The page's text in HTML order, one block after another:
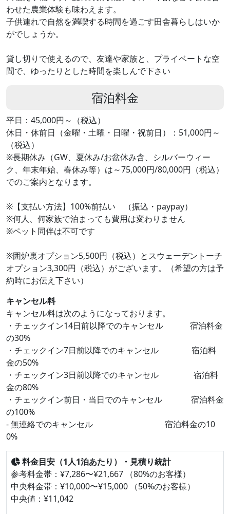
わせた農業体験も味わえます。
子供連れで自然を満喫する時間を過ごす田舎暮らしはいか
がでしょうか。
貸し切りで使えるので、友達や家族と、プライベートな空
間で、ゆったりとした時間を楽しんで下さい
宿泊料金
平日：45,000円～（税込）
休日・休前日（金曜・土曜・日曜・祝前日）：51,000円～
（税込）
※長期休み（GW、夏休み/お盆休み含、シルバーウィー
ク、年末年始、春休み等）は～75,000円/80,000円（税込）
でのご案内となります。
※【支払い方法】100%前払い （振込・paypay）
※何人、何家族で泊まっても費用は変わりません
※ペット同伴は不可です
※囲炉裏オプション5,500円（税込）とスウェーデントーチ
オプション3,300円（税込）がございます。（希望の方は予
約時にお伝え下さい）
キャンセル料
キャンセル料は次のようになっております。
・チェックイン14日前以降でのキャンセル 宿泊料金
の30%
・チェックイン7日前以降でのキャンセル 宿泊料
金の50%
・チェックイン3日前以降でのキャンセル 宿泊料
金の80%
・チェックイン前日・当日でのキャンセル 宿泊料金
の100%
- 無連絡でのキャンセル 宿泊料金の10
0%
料金目安（1人1泊あたり）・見積り統計
参考料金帯：¥7,286〜¥21,667 （80%のお客様）
中央料金帯：¥10,000〜¥15,000 （50%のお客様）
中央値：¥11,042